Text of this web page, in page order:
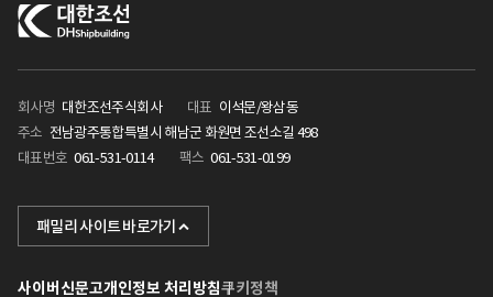
회사명 대한조선주식회사 대표 이석문/왕삼동
주소 전남광주통합특별시 해남군 화원면 조선소길 498
대표번호 061-531-0114 팩스 061-531-0199
패밀리 사이트 바로가기
KHI
사이버신문고개인정보 처리방침쿠키정책